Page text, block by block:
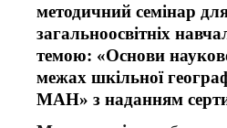
методичний семінар для
загальноосвітніх
темою: «Основи
межах шкільної
МАН» з наданням